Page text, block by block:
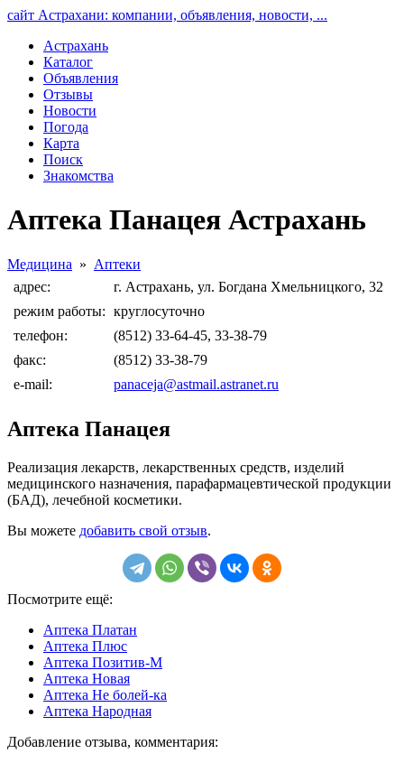
сайт Астрахани: компании, объявления, новости, ...
Астрахань
Каталог
Объявления
Отзывы
Новости
Погода
Карта
Поиск
Знакомства
Аптека Панацея Астрахань
Медицина » Аптеки
адрес:
г. Астрахань, ул. Богдана Хмельницкого, 32
режим работы: круглосуточно
телефон:
(8512) 33-64-45, 33-38-79
факс:
(8512) 33-38-79
e-mail:
panaceja@astmail.astranet.ru
Аптека Панацея
Реализация лекарств, лекарственных средств, изделий
медицинского назначения, парафармацевтической продукции
(БАД), лечебной косметики.
Вы можете добавить свой отзыв.
Посмотрите ещё:
Аптека Платан
Аптека Плюс
Аптека Позитив-М
Аптека Новая
Аптека Не болей-ка
Аптека Народная
Добавление отзыва, комментария: